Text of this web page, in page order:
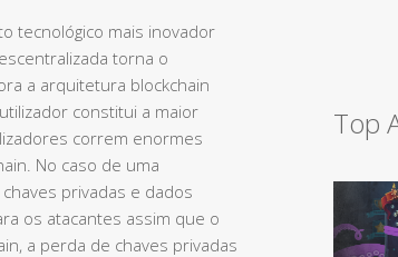
tecnológico mais inovador
torna o
a arquitetura blockchain
constitui a maior
correm enormes
No caso de uma
privadas e dados
os atacantes assim que o
a perda de chaves privadas
Top